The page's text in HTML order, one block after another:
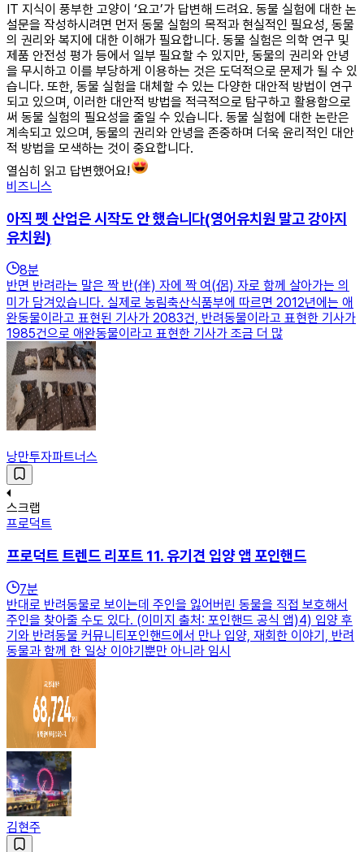
IT 지식이 풍부한 고양이 ‘요고’가 답변해 드려요. 동물 실험에 대한 논
설문을 작성하시려면 먼저 동물 실험의 목적과 현실적인 필요성, 동물
의 권리와 복지에 대한 이해가 필요합니다. 동물 실험은 의학 연구 및
제품 안전성 평가 등에서 일부 필요할 수 있지만, 동물의 권리와 안녕
을 무시하고 이를 부당하게 이용하는 것은 도덕적으로 문제가 될 수 있
습니다. 또한, 동물 실험을 대체할 수 있는 다양한 대안적 방법이 연구
되고 있으며, 이러한 대안적 방법을 적극적으로 탐구하고 활용함으로
써 동물 실험의 필요성을 줄일 수 있습니다. 동물 실험에 대한 논란은
계속되고 있으며, 동물의 권리와 안녕을 존중하며 더욱 윤리적인 대안
적 방법을 모색하는 것이 중요합니다.
열심히 읽고 답변했어요!
비즈니스
아직 펫 산업은 시작도 안 했습니다(영어유치원 말고 강아지
유치원)
8분
반면 반려라는 말은 짝 반(伴) 자에 짝 여(侶) 자로 함께 살아가는 의
미가 담겨있습니다. 실제로 농림축산식품부에 따르면 2012년에는 애
완동물이라고 표현된 기사가 2083건, 반려동물이라고 표현한 기사가
1985건으로 애완동물이라고 표현한 기사가 조금 더 많
낭만투자파트너스
스크랩
프로덕트
프로덕트 트렌드 리포트 11. 유기견 입양 앱 포인핸드
7분
반대로 반려동물로 보이는데 주인을 잃어버린 동물을 직접 보호해서
주인을 찾아줄 수도 있다. (이미지 출처: 포인핸드 공식 앱)4) 입양 후
기와 반려동물 커뮤니티포인핸드에서 만나 입양, 재회한 이야기, 반려
동물과 함께 한 일상 이야기뿐만 아니라 임시
김현주